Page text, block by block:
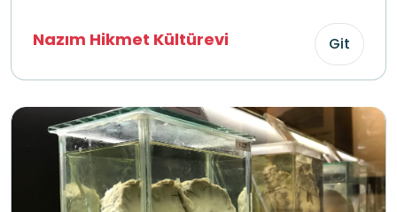
Nazım Hikmet Kültürevi Git